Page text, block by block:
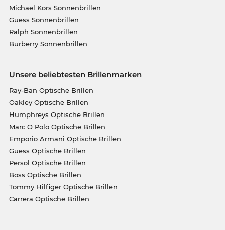
Michael Kors Sonnenbrillen
Guess Sonnenbrillen
Ralph Sonnenbrillen
Burberry Sonnenbrillen
Unsere beliebtesten Brillenmarken
Ray-Ban Optische Brillen
Oakley Optische Brillen
Humphreys Optische Brillen
Marc O Polo Optische Brillen
Emporio Armani Optische Brillen
Guess Optische Brillen
Persol Optische Brillen
Boss Optische Brillen
Tommy Hilfiger Optische Brillen
Carrera Optische Brillen